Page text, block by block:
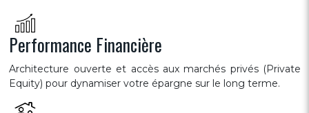
Performance Financière
Architecture ouverte et accès aux marchés privés (Private
Equity) pour dynamiser votre épargne sur le long terme.